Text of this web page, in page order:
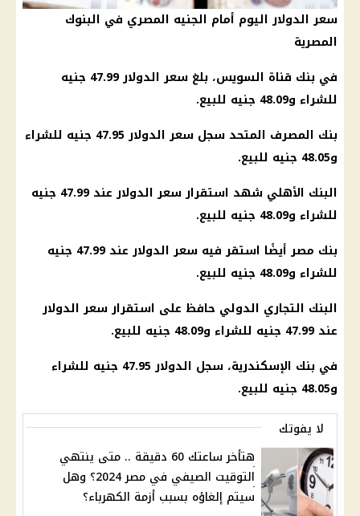
سعر الدولار اليوم أمام الجنيه المصري في البنوك
المصرية
في بنك قناة السويس، بلغ سعر الدولار 47.99 جنيه
للشراء و48.09 جنيه للبيع.
بنك المصرف المتحد سجل سعر الدولار 47.95 جنيه للشراء
و48.05 جنيه للبيع.
البنك الأهلي شهد استقرار سعر الدولار عند 47.99 جنيه
للشراء و48.09 جنيه للبيع.
بنك مصر أيضًا استقر فيه سعر الدولار عند 47.99 جنيه
للشراء و48.09 جنيه للبيع.
البنك التجاري الدولي حافظ على استقرار سعر الدولار
عند 47.99 جنيه للشراء و48.09 جنيه للبيع.
في بنك الإسكندرية، سجل الدولار 47.95 جنيه للشراء
و48.05 جنيه للبيع.
لا يفوتك
هتأخر ساعتك 60 دقيقة .. متى ينتهي
التوقيت الصيفي في مصر 2024؟ وهل
سيتم إلغاؤه بسبب أزمة الكهرباء؟